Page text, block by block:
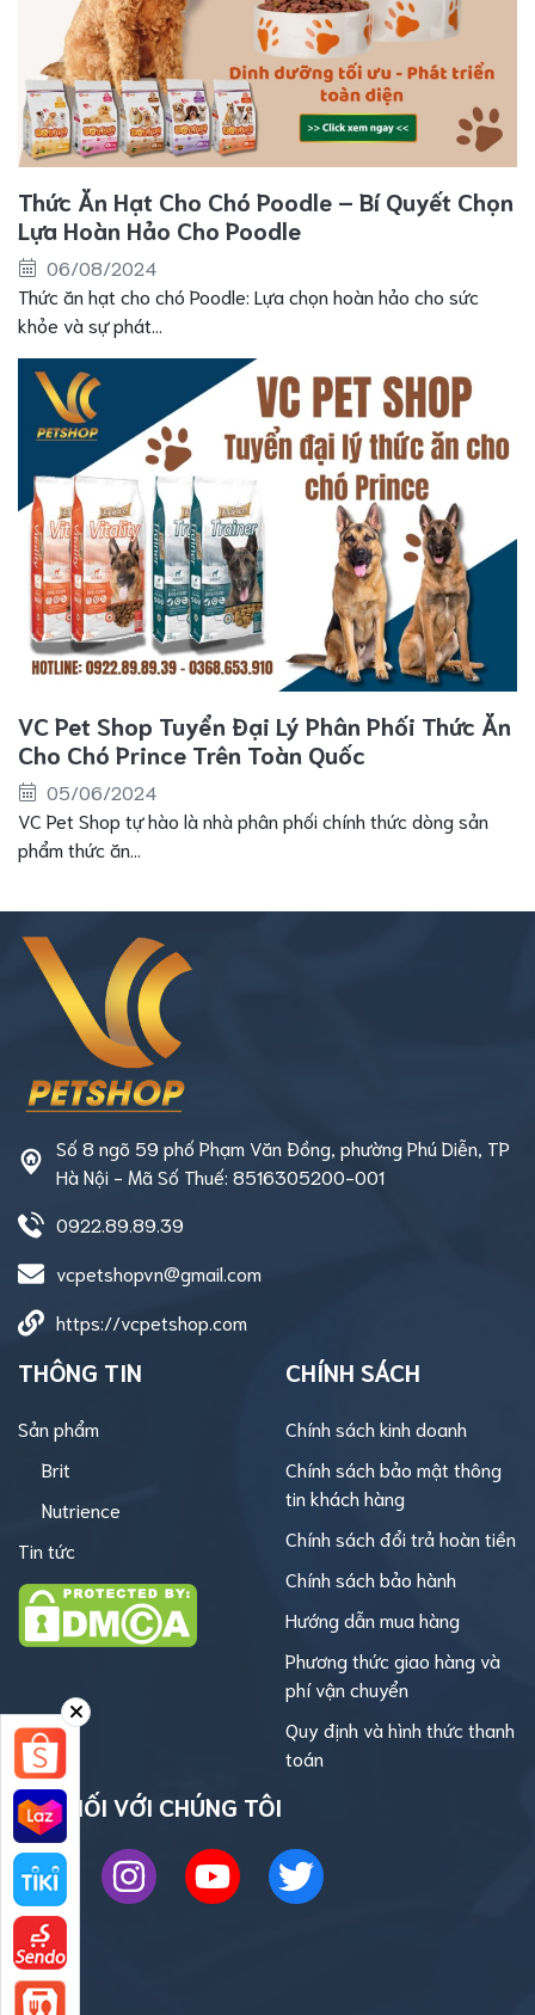
Thức Ăn Hạt Cho Chó Poodle – Bí Quyết Chọn
Lựa Hoàn Hảo Cho Poodle
06/08/2024
Thức ăn hạt cho chó Poodle: Lựa chọn hoàn hảo cho sức
khỏe và sự phát...
VC Pet Shop Tuyển Đại Lý Phân Phối Thức Ăn
Cho Chó Prince Trên Toàn Quốc
05/06/2024
VC Pet Shop tự hào là nhà phân phối chính thức dòng sản
phẩm thức ăn...
Số 8 ngõ 59 phố Phạm Văn Đồng, phường Phú Diễn, TP
Hà Nội - Mã Số Thuế: 8516305200-001
0922.89.89.39
vcpetshopvn@gmail.com
https://vcpetshop.com
THÔNG TIN
Sản phẩm
Brit
Nutrience
Tin tức
CHÍNH SÁCH
Chính sách kinh doanh
Chính sách bảo mật thông
tin khách hàng
Chính sách đổi trả hoàn tiền
Chính sách bảo hành
Hướng dẫn mua hàng
Phương thức giao hàng và
phí vận chuyển
Quy định và hình thức thanh
toán
KẾT NỐI VỚI CHÚNG TÔI